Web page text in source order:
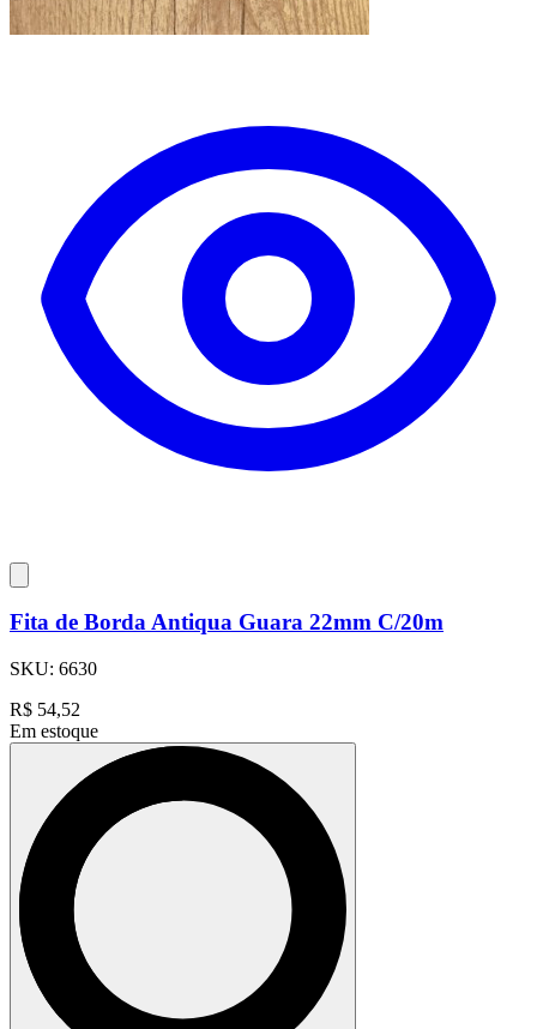
Fita de Borda Antiqua Guara 22mm C/20m
SKU: 6630
R$ 54,52
Em estoque